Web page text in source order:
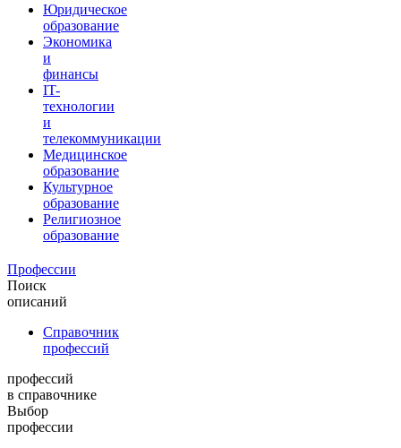
Юридическое
образование
Экономика
и
финансы
IT-
технологии
и
телекоммуникации
Медицинское
образование
Культурное
образование
Религиозное
образование
Профессии
Поиск
описаний
Справочник
профессий
профессий
в справочнике
Выбор
профессии